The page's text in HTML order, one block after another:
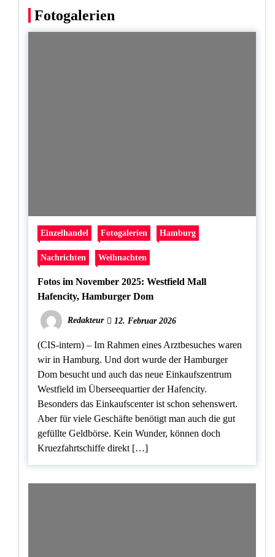
Fotogalerien
Einzelhandel Fotogalerien Hamburg
Nachrichten Weihnachten
Fotos im November 2025: Westfield Mall
Hafencity, Hamburger Dom
Redakteur 12. Februar 2026
(CIS-intern) – Im Rahmen eines Arztbesuches waren
wir in Hamburg. Und dort wurde der Hamburger
Dom besucht und auch das neue Einkaufszentrum
Westfield im Überseequartier der Hafencity.
Besonders das Einkaufscenter ist schon sehenswert.
Aber für viele Geschäfte benötigt man auch die gut
gefüllte Geldbörse. Kein Wunder, können doch
Kruezfahrtschiffe direkt […]